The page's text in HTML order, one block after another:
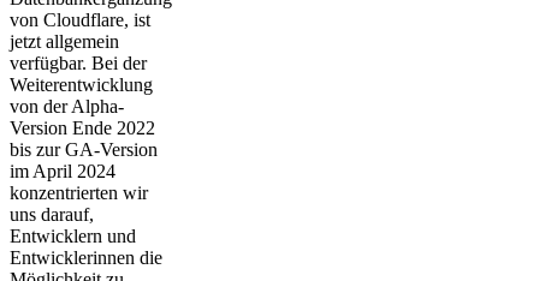
von Cloudflare, ist
jetzt allgemein
verfügbar. Bei der
Weiterentwicklung
von der Alpha-
Version Ende 2022
bis zur GA-Version
im April 2024
konzentrierten wir
uns darauf,
Entwicklern und
Entwicklerinnen die